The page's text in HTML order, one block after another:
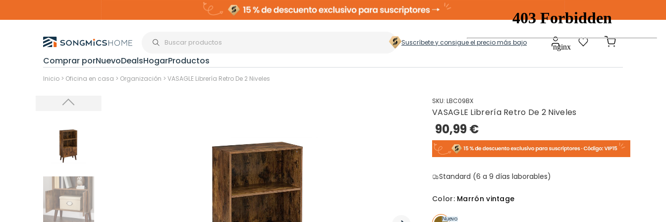
Suscríbete y consigue el precio más bajo
Comprar porNuevoDealsHogarProductos
Organización del hogar>
Ropa Modulares
Almacenamiento
Cestos Ropa Sucia Baules Ottoman
Maquillaje y
Inicio > Oficina en casa > Organización > VASAGLE Librería Retro De 2 Niveles
SKU: LBC09BX
VASAGLE Librería Retro De 2 Niveles
90,99 €
Standard (6 a 9 días laborables)
Color: Marrón vintage
Nuevo